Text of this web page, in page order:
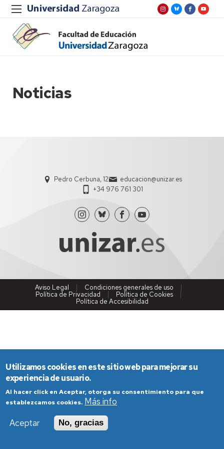
Noticias
Pedro Cerbuna, 12
educacion@unizar.es
+34 976 761 301
Aviso Legal
Condiciones generales de uso
Política de Privacidad
Política de Cookies
Política de Accesibilidad
Utilizamos cookies en este sitio web para mejorar su
experiencia de usuario.
Al hacer click en Aceptar, otorga su consentimiento para que
establezcamos cookies. Más info
Aceptar
No, gracias